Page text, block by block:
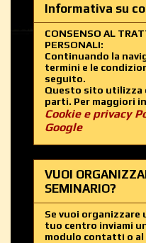
Informativa su
CONSENSO AL
PERSONALI:
Continuando la
termini e le
seguito.
Questo sito utilizza
parti. Per maggiori
Cookie e privacy
Google
VUOI
SEMINARIO?
Se vuoi organizzare
tuo centro inviami
modulo contatti o al